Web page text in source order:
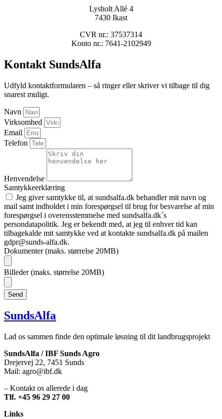
Lysholt Allé 4
7430 Ikast
CVR nr.: 37537314
Konto nr.: 7641-2102949
Kontakt SundsAlfa
Udfyld kontaktformularen – så ringer eller skriver vi tilbage til dig
snarest muligt.
Navn
Virksomhed
Email
Telefon
Henvendelse
Samtykkeerklæring
Jeg giver samtykke til, at sundsalfa.dk behandler mit navn og
mail samt indholdet i min forespørgsel til brug for besvarelse af min
forespørgsel i overensstemmelse med sundsalfa.dk´s
persondatapolitik. Jeg er bekendt med, at jeg til enhver tid kan
tilbagekalde mit samtykke ved at kontakte sundsalfa.dk på mailen
gdpr@sunds-alfa.dk.
Dokumenter (maks. størrelse 20MB)
Billeder (maks. størrelse 20MB)
Send
SundsAlfa
Lad os sammen finde den optimale løsning til dit landbrugsprojekt
SundsAlfa / IBF Sunds Agro
Drejervej 22, 7451 Sunds
Mail: agro@ibf.dk
– Kontakt os allerede i dag
Tlf. +45 96 29 27 00
Links